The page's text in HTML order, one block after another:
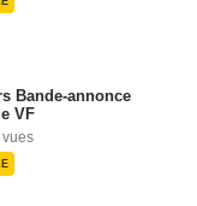
Bande-annonce
VF